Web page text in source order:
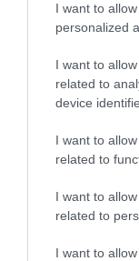
I want to
personalized
I want to
related to
device
I want to
related to
I want to
related to
I want to
BALI
5
A foci-